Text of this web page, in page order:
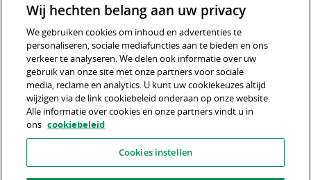
De verzekeraar voor een wereld
Cookiebeleid
Disclaimer
Fraudebeleid
Wij hechten belang aan uw privacy
We gebruiken cookies om inhoud en advertenties te
personaliseren, sociale mediafuncties aan te bieden en ons
verkeer te analyseren. We delen ook informatie over uw
gebruik van onze site met onze partners voor sociale
media, reclame en analytics. U kunt uw cookiekeuzes altijd
wijzigen via de link cookiebeleid onderaan op onze website.
Alle informatie over cookies en onze partners vindt u in
ons cookiebeleid
Cookies instellen